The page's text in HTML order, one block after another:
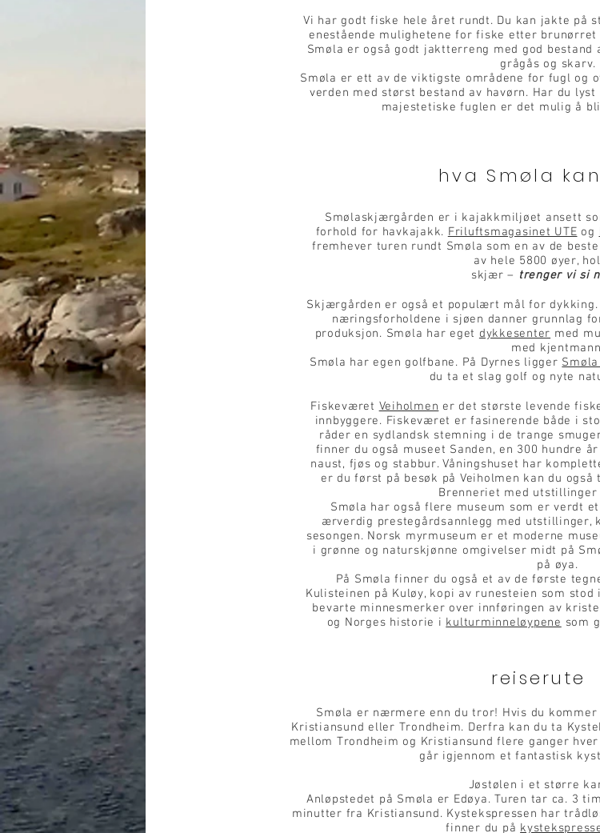
Vi har godt fiske hele året rundt. Du kan jakte på
enestående mulighetene for fiske etter brunørret
Smøla er også godt jaktterreng med god
grågås og skarv.
Smøla er ett av de viktigste områdene for fugl og
verden med størst bestand av havørn. Har du
majestetiske fuglen er det mulig å
hva Smøla
Smølaskjærgården er i kajakkmiljøet ansett
forhold for havkajakk. Friluftsmagasinet UTE og
fremhever turen rundt Smøla som en av de
av hele 5800 øyer,
skjær – trenger vi si
Skjærgården er også et populært mål for dykking.
næringsforholdene i sjøen danner grunnlag
produksjon. Smøla har eget dykkesenter med
med
Smøla har egen golfbane. På Dyrnes ligger
du ta et slag golf og nyte
Fiskeværet Veiholmen er det største levende
innbyggere. Fiskeværet er fasinerende både i
råder en sydlandsk stemning i de trange
finner du også museet Sanden, en 300 hundre
naust, fjøs og stabbur. Våningshuset har
er du først på besøk på Veiholmen kan du
Brenneriet med utstillinger
Smøla har også flere museum som er verdt
ærverdig prestegårdsannlegg med utstillinger,
sesongen. Norsk myrmuseum er et moderne
i grønne og naturskjønne omgivelser midt på
på øya.
På Smøla finner du også et av de første
Kulisteinen på Kuløy, kopi av runesteien som
bevarte minnesmerker over innføringen av
og Norges historie i kulturminneløypene som
reiserute
Smøla er nærmere enn du tror! Hvis du
Kristiansund eller Trondheim. Derfra kan du ta
mellom Trondheim og Kristiansund flere ganger
går igjennom et fantastisk
Jøstølen i et større
Anløpstedet på Smøla er Edøya. Turen tar ca. 3
minutter fra Kristiansund. Kystekspressen har
finner du på